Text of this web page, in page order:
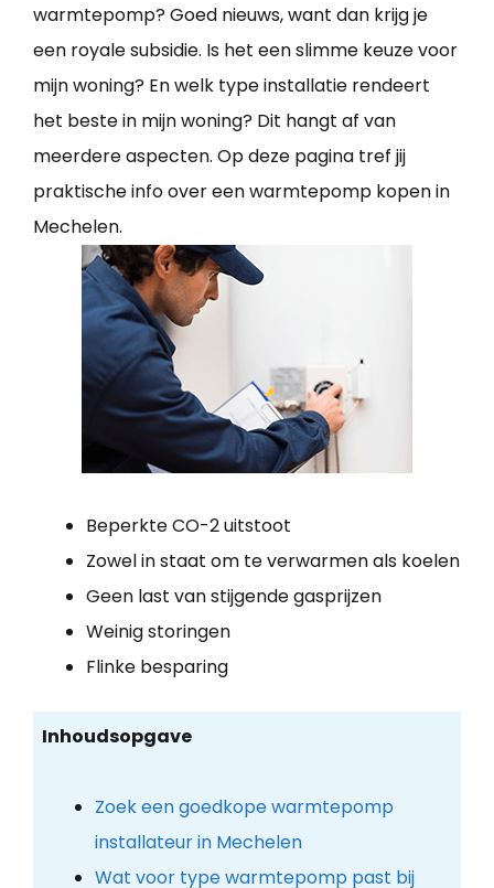
warmtepomp? Goed nieuws, want dan krijg je
een royale subsidie. Is het een slimme keuze voor
mijn woning? En welk type installatie rendeert
het beste in mijn woning? Dit hangt af van
meerdere aspecten. Op deze pagina tref jij
praktische info over een warmtepomp kopen in
Mechelen.
Beperkte CO-2 uitstoot
Zowel in staat om te verwarmen als koelen
Geen last van stijgende gasprijzen
Weinig storingen
Flinke besparing
Inhoudsopgave
Zoek een goedkope warmtepomp
installateur in Mechelen
Wat voor type warmtepomp past bij